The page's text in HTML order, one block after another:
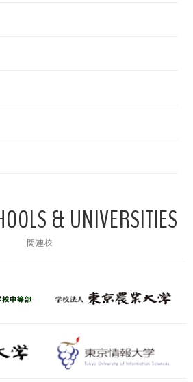
& UNIVERSITIES
関連校